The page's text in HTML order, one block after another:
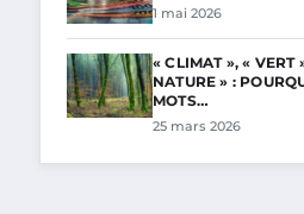
1 mai 2026
« CLIMAT », « VERT
NATURE » :
MOTS…
25 mars 2026